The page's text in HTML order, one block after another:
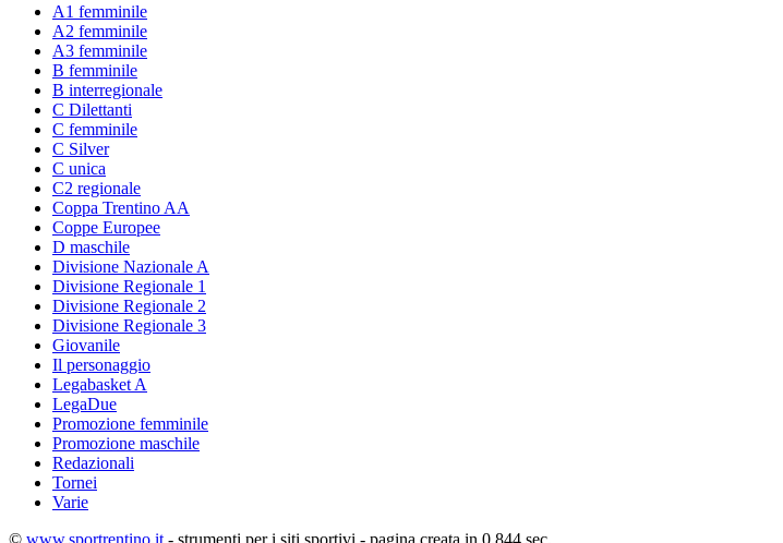
A1 femminile
A2 femminile
A3 femminile
B femminile
B interregionale
C Dilettanti
C femminile
C Silver
C unica
C2 regionale
Coppa Trentino AA
Coppe Europee
D maschile
Divisione Nazionale A
Divisione Regionale 1
Divisione Regionale 2
Divisione Regionale 3
Giovanile
Il personaggio
Legabasket A
LegaDue
Promozione femminile
Promozione maschile
Redazionali
Tornei
Varie
© www.sportrentino.it - strumenti per i siti sportivi - pagina creata in 0,844 sec.